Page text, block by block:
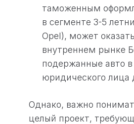
таможенным
в сегменте 3-5
Opel), может
внутреннем рынке
подержанные авто
юридического лица
Однако, важно
целый проект,